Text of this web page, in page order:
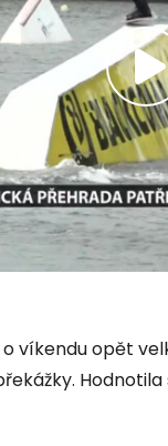
víkendu opět